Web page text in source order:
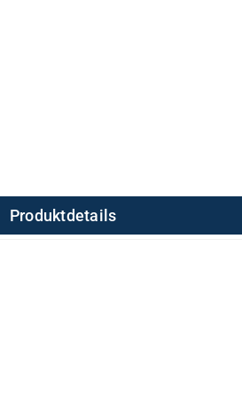
Produktdetails